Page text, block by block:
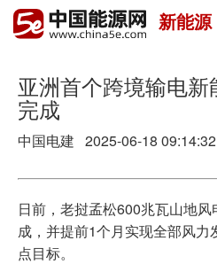
首页
政
电力
新能
新能源
亚洲首个跨境输电
完成
中国电建 2025-06-18
日前，老挝孟松600兆瓦山地
成，并提前1个月实现全部风
点目标。